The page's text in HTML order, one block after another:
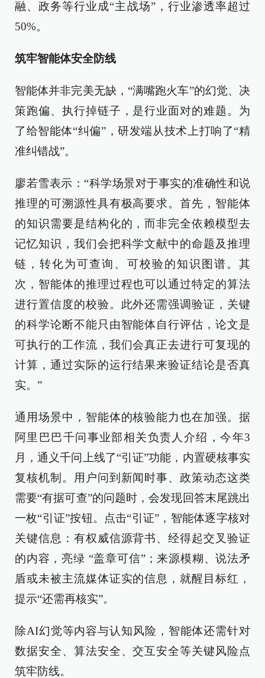
融、政务等行业成“主战场”，行业渗透率超过
50%。
筑牢智能体安全防线
智能体并非完美无缺，“满嘴跑火车”的幻觉、决
策跑偏、执行掉链子，是行业面对的难题。为
了给智能体“纠偏”，研发端从技术上打响了“精
准纠错战”。
廖若雪表示：“科学场景对于事实的准确性和说
推理的可溯源性具有极高要求。首先，智能体
的知识需要是结构化的，而非完全依赖模型去
记忆知识，我们会把科学文献中的命题及推理
链，转化为可查询、可校验的知识图谱。其
次，智能体的推理过程也可以通过特定的算法
进行置信度的校验。此外还需强调验证，关键
的科学论断不能只由智能体自行评估，论文是
可执行的工作流，我们会真正去进行可复现的
计算，通过实际的运行结果来验证结论是否真
实。”
通用场景中，智能体的核验能力也在加强。据
阿里巴巴千问事业部相关负责人介绍，今年3
月，通义千问上线了“引证”功能，内置硬核事实
复核机制。用户问到新闻时事、政策动态这类
需要“有据可查”的问题时，会发现回答末尾跳出
一枚“引证”按钮。点击“引证”，智能体逐字核对
关键信息：有权威信源背书、经得起交叉验证
的内容，亮绿 “盖章可信”；来源模糊、说法矛
盾或未被主流媒体证实的信息，就醒目标红，
提示“还需再核实”。
除AI幻觉等内容与认知风险，智能体还需针对
数据安全、算法安全、交互安全等关键风险点
筑牢防线。